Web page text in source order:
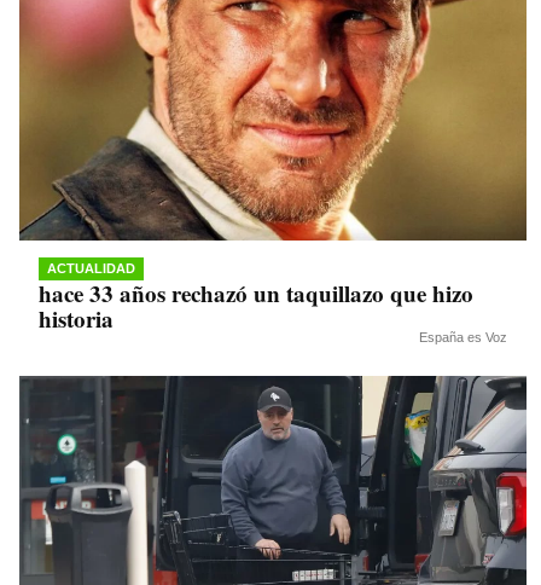
ACTUALIDAD
hace 33 años rechazó un taquillazo que hizo
historia
España es Voz